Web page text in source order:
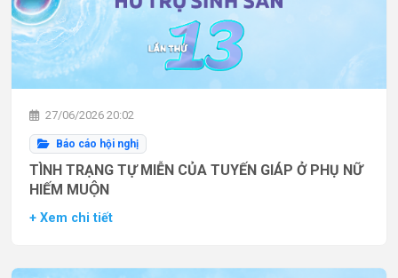
27/06/2026 20:02
Báo cáo hội nghị
TÌNH TRẠNG TỰ MIỄN CỦA TUYẾN GIÁP Ở PHỤ NỮ
HIẾM MUỘN
+ Xem chi tiết